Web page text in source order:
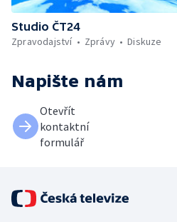
Studio ČT24
Zpravodajství
Zprávy Diskuze
Napište nám
Otevřít
kontaktní
formulář